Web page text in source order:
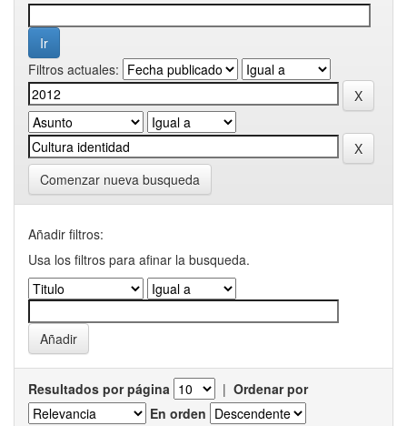
Filtros actuales:
Comenzar nueva busqueda
Añadir filtros:
Usa los filtros para afinar la busqueda.
Resultados por página | Ordenar por
En orden